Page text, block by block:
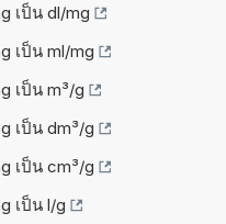
เป็น dl/mg
เป็น ml/mg
เป็น m³/g
เป็น dm³/g
เป็น cm³/g
เป็น l/g